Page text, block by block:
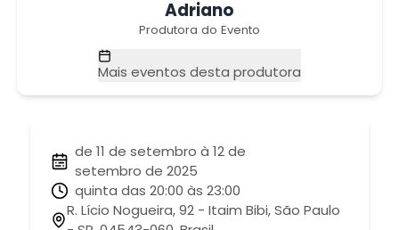
Adriano
Produtora do Evento
Mais eventos desta produtora
de 11 de setembro à 12 de
setembro de 2025
quinta das 20:00 às 23:00
R. Lício Nogueira, 92 - Itaim Bibi, São Paulo